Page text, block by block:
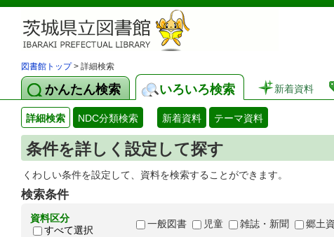
図書館トップ> 詳細検索
かんたん検索 いろいろ検索 新着資料
詳細検索 NDC分類検索 新着資料 テーマ資料
条件を詳しく設定して探す
くわしい条件を設定して、資料を検索することができます。
検索条件
資料区分
すべて選択
一般図書 児童 雑誌・新聞 郷土